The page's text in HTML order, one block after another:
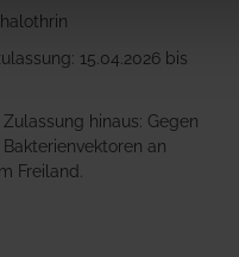
15.04.2026 bis
hinaus: Gegen
an
Freiland.